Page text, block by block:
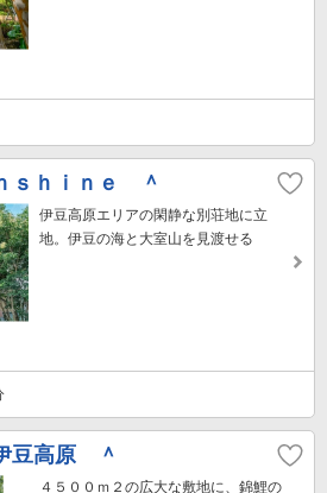
ｓｈｉｎｅ ＾
伊豆高原エリアの閑静な別荘地に立
地。伊豆の海と大室山を見渡せる
豆高原 ＾
４５００ｍ２の広大な敷地に、錦鯉の